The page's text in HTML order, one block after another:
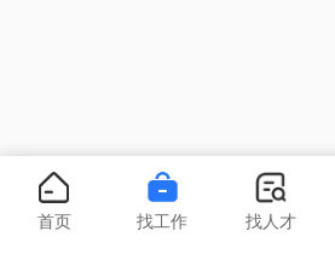
首页 找工作 找人才